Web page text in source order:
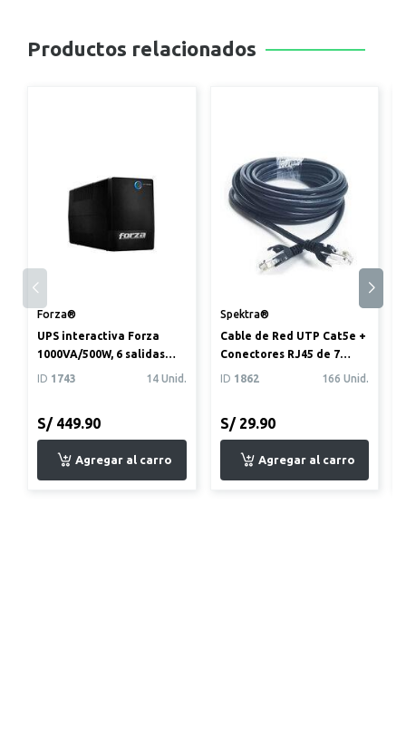
Productos relacionados
Forza®
UPS interactiva Forza
1000VA/500W, 6 salidas
ID 1743 14 Unid.
S/ 449.90
Spektra®
Cable de Red UTP Cat5e +
Conectores RJ45 de 7
ID 1862 166 Unid.
S/ 29.90